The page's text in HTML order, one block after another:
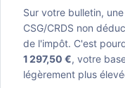
Sur votre bulletin,
CSG/CRDS non
de l'impôt. C'est
1 297,50 €, votre
légèrement plus